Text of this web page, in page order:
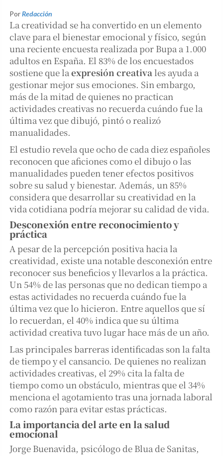
PorRedacción
La creatividad se ha convertido en un elemento
clave para el bienestar emocional y físico, según
una reciente encuesta realizada por Bupa a 1.000
adultos en España. El 83% de los encuestados
sostiene que la expresión creativa les ayuda a
gestionar mejor sus emociones. Sin embargo,
más de la mitad de quienes no practican
actividades creativas no recuerda cuándo fue la
última vez que dibujó, pintó o realizó
manualidades.
El estudio revela que ocho de cada diez españoles
reconocen que aficiones como el dibujo o las
manualidades pueden tener efectos positivos
sobre su salud y bienestar. Además, un 85%
considera que desarrollar su creatividad en la
vida cotidiana podría mejorar su calidad de vida.
Desconexión entre reconocimiento y
práctica
A pesar de la percepción positiva hacia la
creatividad, existe una notable desconexión entre
reconocer sus beneficios y llevarlos a la práctica.
Un 54% de las personas que no dedican tiempo a
estas actividades no recuerda cuándo fue la
última vez que lo hicieron. Entre aquellos que sí
lo recuerdan, el 40% indica que su última
actividad creativa tuvo lugar hace más de un año.
Las principales barreras identificadas son la falta
de tiempo y el cansancio. De quienes no realizan
actividades creativas, el 29% cita la falta de
tiempo como un obstáculo, mientras que el 34%
menciona el agotamiento tras una jornada laboral
como razón para evitar estas prácticas.
La importancia del arte en la salud
emocional
Jorge Buenavida, psicólogo de Blua de Sanitas,